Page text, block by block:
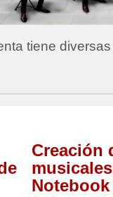
tiene
Creación